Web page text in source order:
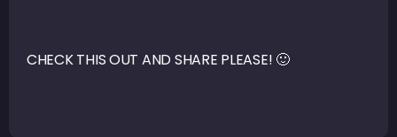
CHECK THIS OUT AND SHARE PLEASE! 🙂